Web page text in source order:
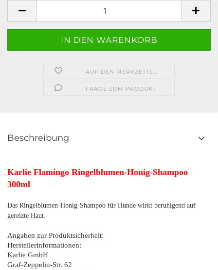
AUF DEN MERKZETTEL
FRAGE ZUM PRODUKT
Beschreibung
Karlie Flamingo Ringelblumen-Honig-Shampoo
300ml
Das Ringelblumen-Honig-Shampoo für Hunde wirkt beruhigend auf
gereizte Haut.
Angaben zur Produktsicherheit:
Herstellerinformationen:
Karlie GmbH
Graf-Zeppelin-Str. 62